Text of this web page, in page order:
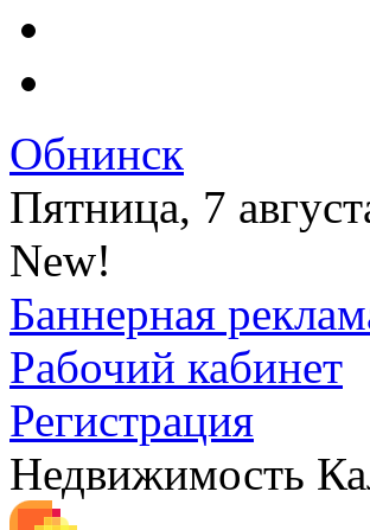
Обнинск
Пятница, 7
New!
Баннерная
Рабочий кабинет
Регистрация
Недвижимость